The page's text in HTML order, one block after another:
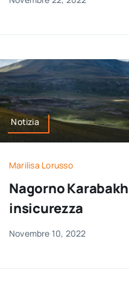
Notizia
Marilisa Lorusso
Nagorno
insicurezza
Novembre 10, 2022